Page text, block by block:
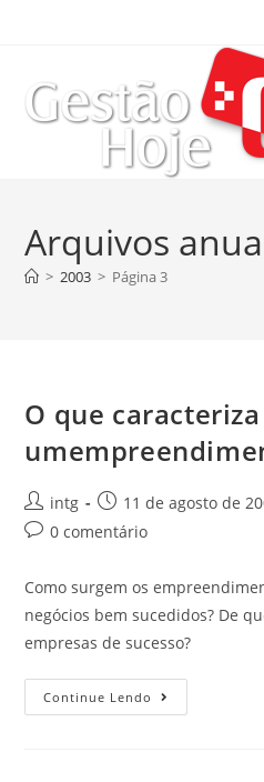
Arquivos
> 2003 > Página 3
O que caracteriza
intg 11 de agosto de
0 comentário
Como surgem os
negócios bem sucedidos? De
empresas de sucesso?
Continue Lendo